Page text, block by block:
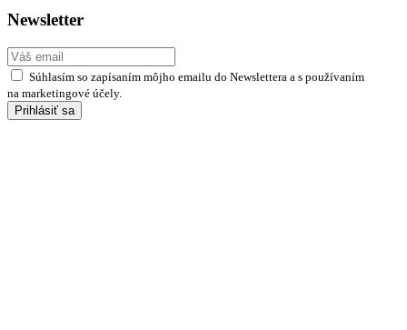
Newsletter
Súhlasím so zapísaním môjho emailu do Newslettera a s používaním
na marketingové účely.
Prihlásiť sa